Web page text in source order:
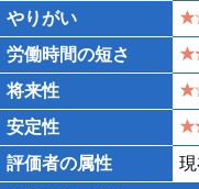
やりがい
労働時間の短さ
将来性
安定性
評価者の属性